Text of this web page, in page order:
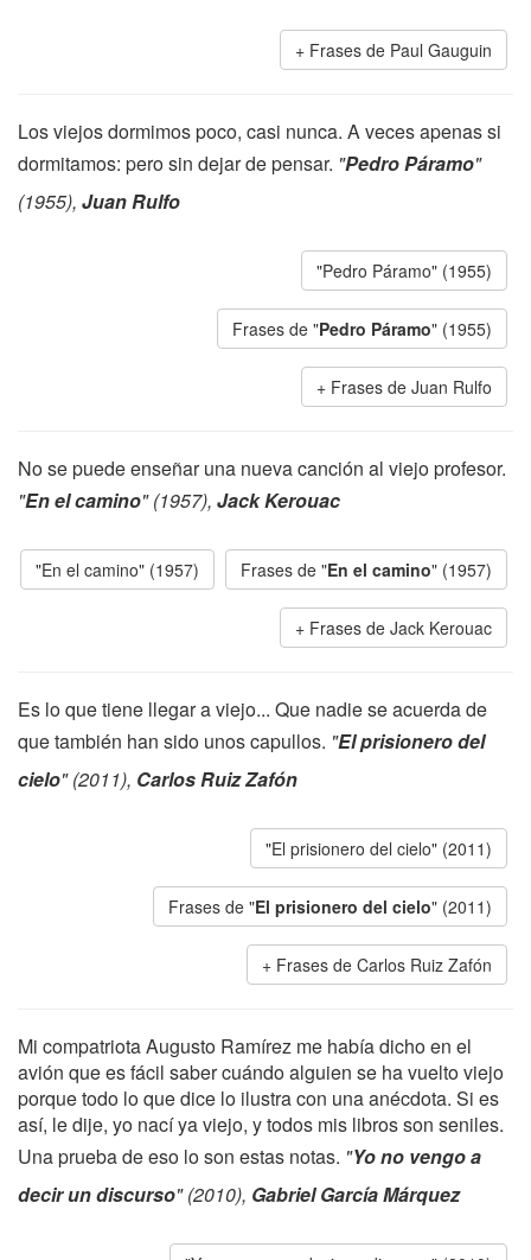
Frases de Paul Gauguin
Los viejos dormimos poco, casi nunca. A veces apenas si
dormitamos: pero sin dejar de pensar. "Pedro Páramo"
(1955), Juan Rulfo
"Pedro Páramo" (1955)
Frases de "Pedro Páramo" (1955)
Frases de Juan Rulfo
No se puede enseñar una nueva canción al viejo profesor.
"En el camino" (1957), Jack Kerouac
"En el camino" (1957) Frases de "En el camino" (1957)
Frases de Jack Kerouac
Es lo que tiene llegar a viejo... Que nadie se acuerda de
que también han sido unos capullos. "El prisionero del
cielo" (2011), Carlos Ruiz Zafón
"El prisionero del cielo" (2011)
Frases de "El prisionero del cielo" (2011)
Frases de Carlos Ruiz Zafón
Mi compatriota Augusto Ramírez me había dicho en el
avión que es fácil saber cuándo alguien se ha vuelto viejo
porque todo lo que dice lo ilustra con una anécdota. Si es
así, le dije, yo nací ya viejo, y todos mis libros son seniles.
Una prueba de eso lo son estas notas. "Yo no vengo a
decir un discurso" (2010), Gabriel García Márquez